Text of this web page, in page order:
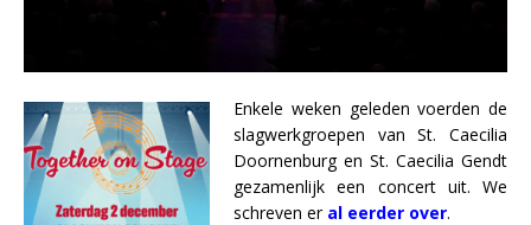
Enkele weken geleden voerden de
slagwerkgroepen van St. Caecilia
Doornenburg en St. Caecilia Gendt
gezamenlijk een concert uit. We
schreven er al eerder over.